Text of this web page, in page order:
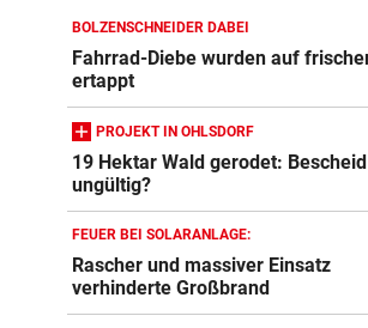
BOLZENSCHNEIDER DABEI
Fahrrad-Diebe wurden auf
ertappt
PROJEKT IN OHLSDORF
19 Hektar Wald gerodet:
ungültig?
FEUER BEI SOLARANLAGE:
Rascher und massiver Einsatz
verhinderte Großbrand